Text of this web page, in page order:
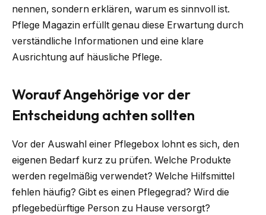
nennen, sondern erklären, warum es sinnvoll ist.
Pflege Magazin erfüllt genau diese Erwartung durch
verständliche Informationen und eine klare
Ausrichtung auf häusliche Pflege.
Worauf Angehörige vor der
Entscheidung achten sollten
Vor der Auswahl einer Pflegebox lohnt es sich, den
eigenen Bedarf kurz zu prüfen. Welche Produkte
werden regelmäßig verwendet? Welche Hilfsmittel
fehlen häufig? Gibt es einen Pflegegrad? Wird die
pflegebedürftige Person zu Hause versorgt?